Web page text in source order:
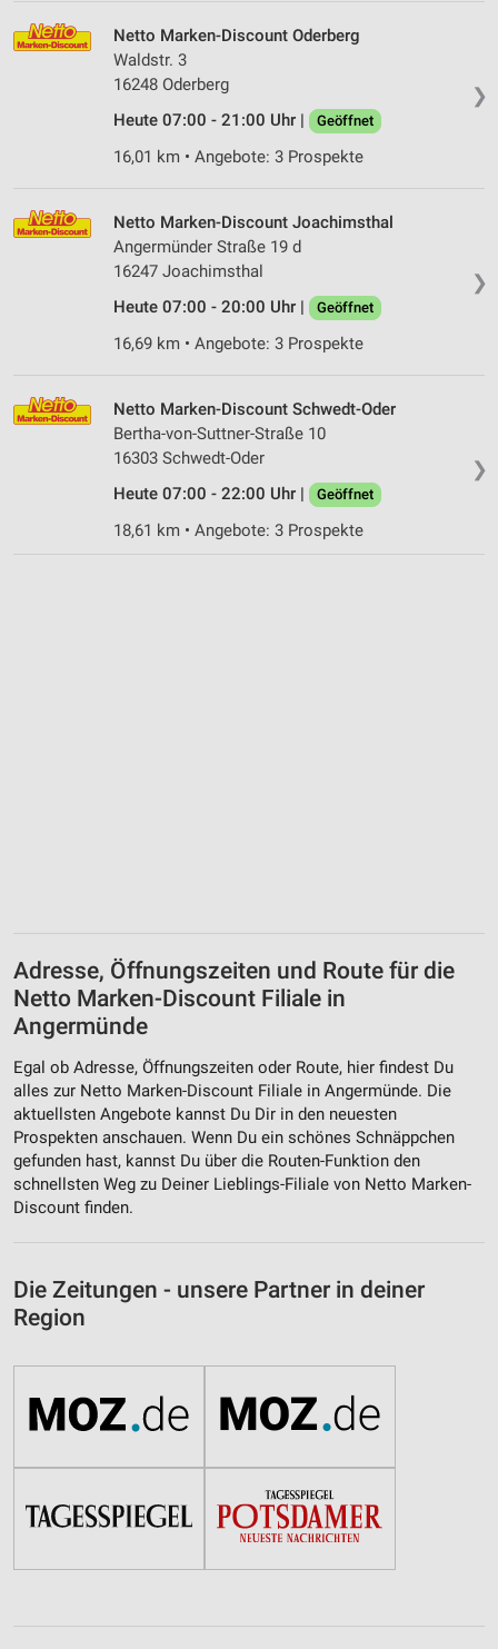
❯
Netto Marken-Discount Oderberg
Waldstr. 3
16248 Oderberg
Heute 07:00 - 21:00 Uhr |
Geöffnet
16,01 km • Angebote: 3 Prospekte
❯
Netto Marken-Discount Joachimsthal
Angermünder Straße 19 d
16247 Joachimsthal
Heute 07:00 - 20:00 Uhr |
Geöffnet
16,69 km • Angebote: 3 Prospekte
❯
Netto Marken-Discount Schwedt-Oder
Bertha-von-Suttner-Straße 10
16303 Schwedt-Oder
Heute 07:00 - 22:00 Uhr |
Geöffnet
18,61 km • Angebote: 3 Prospekte
Adresse, Öffnungszeiten und Route für die
Netto Marken-Discount Filiale in
Angermünde
Egal ob Adresse, Öffnungszeiten oder Route, hier findest Du
alles zur Netto Marken-Discount Filiale in Angermünde. Die
aktuellsten Angebote kannst Du Dir in den neuesten
Prospekten anschauen. Wenn Du ein schönes Schnäppchen
gefunden hast, kannst Du über die Routen-Funktion den
schnellsten Weg zu Deiner Lieblings-Filiale von Netto Marken-
Discount finden.
Die Zeitungen - unsere Partner in deiner
Region